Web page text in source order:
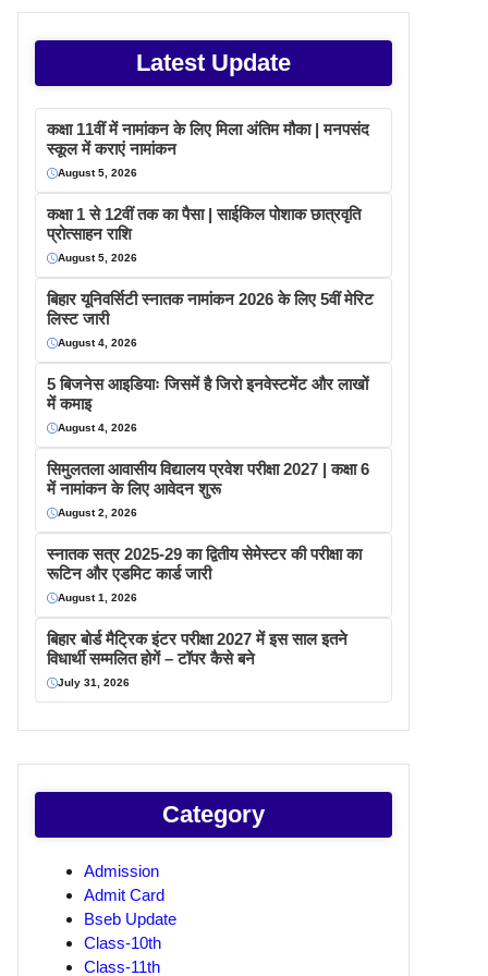
Latest Update
कक्षा 11वीं में नामांकन के लिए मिला अंतिम मौका | मनपसंद
स्कूल में कराएं नामांकन
August 5, 2026
कक्षा 1 से 12वीं तक का पैसा | साईकिल पोशाक छात्रवृति
प्रोत्साहन राशि
August 5, 2026
बिहार यूनिवर्सिटी स्नातक नामांकन 2026 के लिए 5वीं मेरिट
लिस्ट जारी
August 4, 2026
5 बिजनेस आइडियाः जिसमें है जिरो इनवेस्टमेंट और लाखों
में कमाइ
August 4, 2026
सिमुलतला आवासीय विद्यालय प्रवेश परीक्षा 2027 | कक्षा 6
में नामांकन के लिए आवेदन शुरू
August 2, 2026
स्नातक सत्र 2025-29 का द्वितीय सेमेस्टर की परीक्षा का
रूटिन और एडमिट कार्ड जारी
August 1, 2026
बिहार बोर्ड मैट्रिक इंटर परीक्षा 2027 में इस साल इतने
विधार्थी सम्मलित होगें – टॉपर कैसे बने
July 31, 2026
Category
Admission
Admit Card
Bseb Update
Class-10th
Class-11th